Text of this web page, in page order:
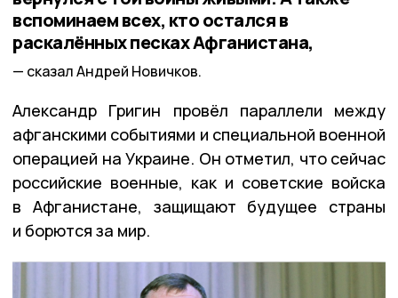
вспоминаем всех, кто остался в
раскалённых песках Афганистана,
сказал Андрей Новичков.
Александр Григин провёл параллели между
афганскими событиями и специальной военной
операцией на Украине. Он отметил, что сейчас
российские военные, как и советские войска
в Афганистане, защищают будущее страны
и борются за мир.